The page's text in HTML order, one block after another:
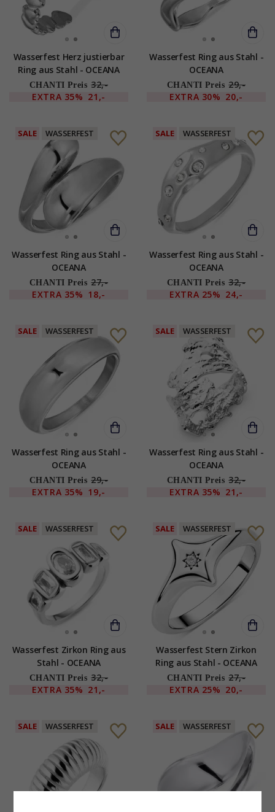
Wasserfest Herz justierbar
Ring aus Stahl - OCEANA
CHANTI Preis 32,-
EXTRA 35% 21,-
Wasserfest Ring aus Stahl -
OCEANA
CHANTI Preis 29,-
EXTRA 30% 20,-
SALE WASSERFEST
Wasserfest Ring aus Stahl -
OCEANA
CHANTI Preis 27,-
EXTRA 35% 18,-
SALE WASSERFEST
Wasserfest Ring aus Stahl -
OCEANA
CHANTI Preis 32,-
EXTRA 25% 24,-
SALE WASSERFEST
Wasserfest Ring aus Stahl -
OCEANA
CHANTI Preis 29,-
EXTRA 35% 19,-
SALE WASSERFEST
Wasserfest Ring aus Stahl -
OCEANA
CHANTI Preis 32,-
EXTRA 35% 21,-
SALE WASSERFEST
Wasserfest Zirkon Ring aus
Stahl - OCEANA
CHANTI Preis 32,-
EXTRA 35% 21,-
SALE WASSERFEST
Wasserfest Stern Zirkon
Ring aus Stahl - OCEANA
CHANTI Preis 27,-
EXTRA 25% 20,-
SALE WASSERFEST SALE WASSERFEST